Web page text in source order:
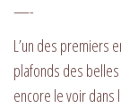
—-
L’un des premiers
plafonds des
encore le voir dans